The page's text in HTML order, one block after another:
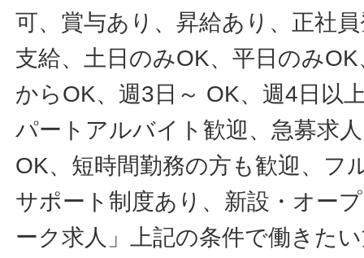
可、賞与あり、昇給あり、正社
支給、土日のみOK、平日のみ
からOK、週3日～ OK、週4日以
パートアルバイト歓迎、急募求
OK、短時間勤務の方も歓迎、フ
サポート制度あり、新設・オー
ーク求人」上記の条件で働きた